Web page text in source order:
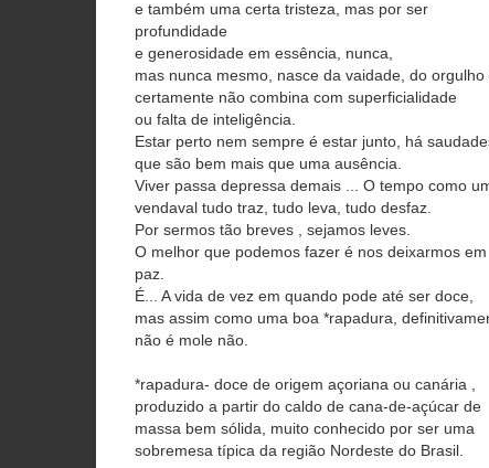
e também uma certa tristeza, mas por ser
profundidade
e generosidade em essência, nunca,
mas nunca mesmo, nasce da vaidade, do orgulho
certamente não combina com superficialidade
ou falta de inteligência.
Estar perto nem sempre é estar junto, há
que são bem mais que uma ausência.
Viver passa depressa demais ... O tempo como
vendaval tudo traz, tudo leva, tudo desfaz.
Por sermos tão breves , sejamos leves.
O melhor que podemos fazer é nos deixarmos em
paz.
É... A vida de vez em quando pode até ser doce,
mas assim como uma boa *rapadura,
não é mole não.
*rapadura- doce de origem açoriana ou canária ,
produzido a partir do caldo de cana-de-açúcar de
massa bem sólida, muito conhecido por ser uma
sobremesa típica da região Nordeste do Brasil.